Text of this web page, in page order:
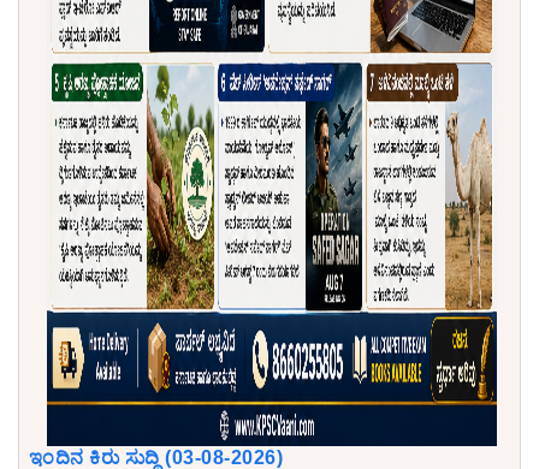
ಇಂದಿನ ಕಿರು ಸುದ್ದಿ (03-08-2026)